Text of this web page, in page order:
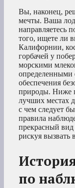
Вы, наконец,
мечты. Ваша
направляетесь
того, ищете ли
Калифорнии,
горбачей у
морскими
определенными
обеспечения
природы. Ниже
лучших местах
с чем следует
правила
прекрасный
рискуя вызвать
по